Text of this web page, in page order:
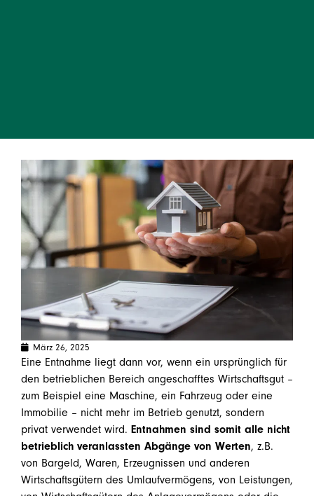
März 26, 2025
Eine Entnahme liegt dann vor, wenn ein ursprünglich für
den betrieblichen Bereich angeschafftes Wirtschaftsgut –
zum Beispiel eine Maschine, ein Fahrzeug oder eine
Immobilie – nicht mehr im Betrieb genutzt, sondern
privat verwendet wird. Entnahmen sind somit alle nicht
betrieblich veranlassten Abgänge von Werten, z.B.
von Bargeld, Waren, Erzeugnissen und anderen
Wirtschaftsgütern des Umlaufvermögens, von Leistungen,